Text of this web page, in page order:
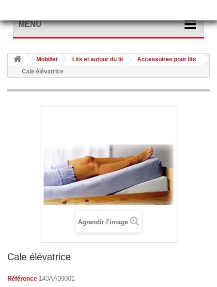
MENU
Mobilier Lits et autour du lit
Accessoires pour lits
Cale élévatrice
Agrandir l'image
Cale élévatrice
Référence 143AA39001